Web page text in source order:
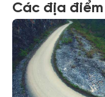
Các địa